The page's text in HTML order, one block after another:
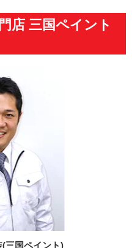
臭いがする」など、気
ご相談ください。
店 三国ペイント